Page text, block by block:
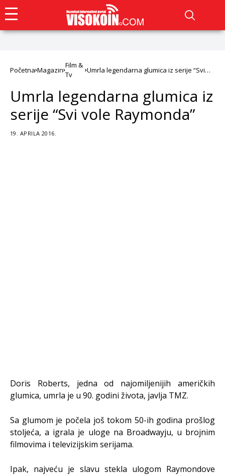
Početna Magazin
Film &
Tv
Umrla legendarna glumica iz serije “Svi
Umrla legendarna glumica iz
serije “Svi vole Raymonda”
19. APRILA 2016.
Doris Roberts, jedna od najomiljenijih američkih
glumica, umrla je u 90. godini života, javlja TMZ.
Sa glumom je počela još tokom 50-ih godina prošlog
stoljeća, a igrala je uloge na Broadwayju, u brojnim
filmovima i televizijskim serijama.
Ipak, najveću je slavu stekla ulogom Raymondove